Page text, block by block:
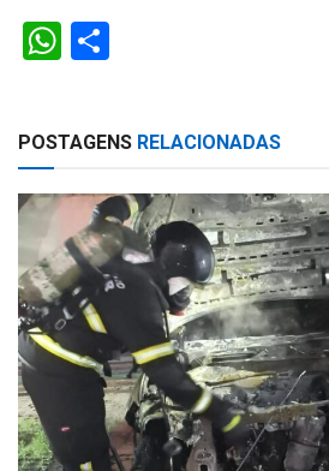
W
s
A
p
p
e
POSTAGENS RELACIONADAS